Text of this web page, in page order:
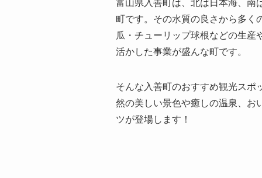
富山県入善町は、北は日本海、南
町です。その水質の良さから多く
瓜・チューリップ球根などの生産
活かした事業が盛んな町です。
そんな入善町のおすすめ観光スポ
然の美しい景色や癒しの温泉、お
ツが登場します！